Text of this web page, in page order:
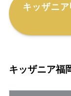
キッザニ
キッザニア福